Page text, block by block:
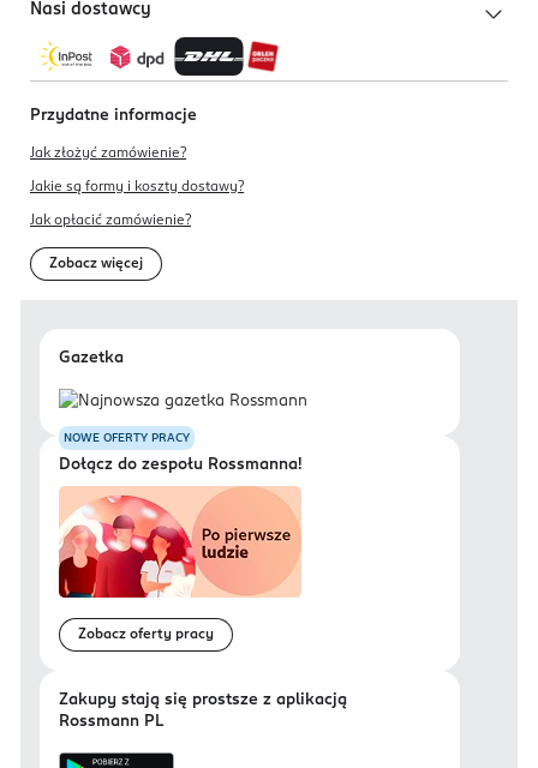
Nasi dostawcy
Przydatne informacje
Jak złożyć zamówienie?
Jakie są formy i koszty dostawy?
Jak opłacić zamówienie?
Zobacz więcej
Gazetka
NOWE OFERTY PRACY
Dołącz do zespołu Rossmanna!
Zobacz oferty pracy
Zakupy stają się prostsze z aplikacją
Rossmann PL